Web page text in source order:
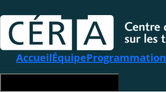
AccueilÉquipeProgrammation